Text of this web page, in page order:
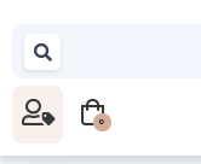
0